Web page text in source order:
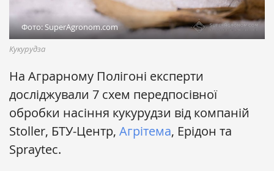
Фото: SuperAgronom.com
Кукурудза
На Аграрному Полігоні експерти
досліджували 7 схем передпосівної
обробки насіння кукурудзи від компаній
Stoller, БТУ-Центр, Агрітема, Ерідон та
Spraytec.